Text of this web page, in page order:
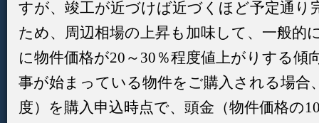
すが、竣工が近づけば近づくほど予定通り
ため、周辺相場の上昇も加味して、一般的
に物件価格が20～30％程度値上がりする傾
事が始まっている物件をご購入される場合
度）を購入申込時点で、頭金（物件価格の